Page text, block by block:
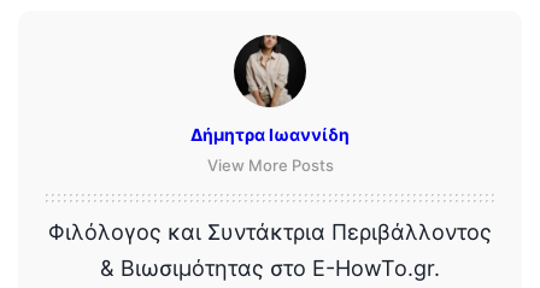
Δήμητρα Ιωαννίδη
View More Posts
Φιλόλογος και Συντάκτρια Περιβάλλοντος
& Βιωσιμότητας στο E-HowTo.gr.